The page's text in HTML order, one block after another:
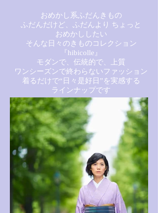
おめかし系ふだんきもの
ふだんだけど、ふだんより ちょっと
おめかししたい
そんな日々のきものコレクション
『hibicolle』
モダンで、伝統的で、上質
ワンシーズンで終わらないファッション
着るだけで“日々是好日”を実感する
ラインナップです